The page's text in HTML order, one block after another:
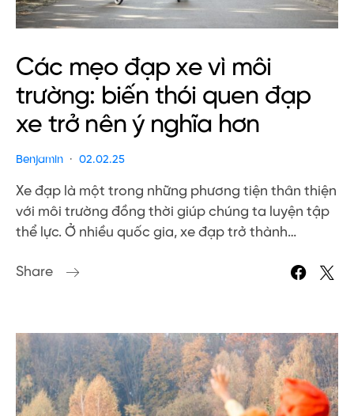
Các mẹo đạp xe vì môi
trường: biến thói quen đạp
xe trở nên ý nghĩa hơn
Benjamin 02.02.25
Xe đạp là một trong những phương tiện thân thiện
với môi trường đồng thời giúp chúng ta luyện tập
thể lực. Ở nhiều quốc gia, xe đạp trở thành…
Share